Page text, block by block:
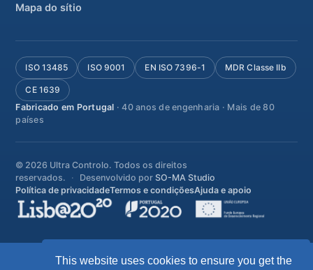
This website uses cookies to ensure you get the
Mapa do sítio
ISO 13485 ISO 9001 EN ISO 7396-1 MDR Classe IIb
CE 1639
Fabricado em Portugal · 40 anos de engenharia · Mais de 80
países
© 2026 Ultra Controlo. Todos os direitos
reservados.
Desenvolvido porSO-MA Studio
Política de privacidadeTermos e condiçõesAjuda e apoio